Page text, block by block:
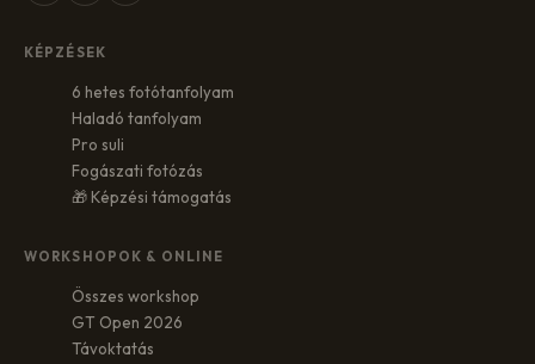
KÉPZÉSEK
6 hetes fotótanfolyam
Haladó tanfolyam
Pro suli
Fogászati fotózás
🎁 Képzési támogatás
WORKSHOPOK & ONLINE
Összes workshop
GT Open 2026
Távoktatás